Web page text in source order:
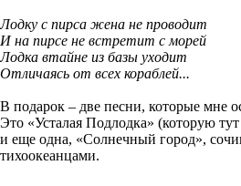
Лодку с пирса жена не проводит
И на пирсе не встретит с морей
Лодка втайне из базы уходит
Отличаясь от всех кораблей...
В подарок – две песни, которые мне
Это «Усталая Подлодка» (которую
и еще одна, «Солнечный город»,
тихоокеанцами.